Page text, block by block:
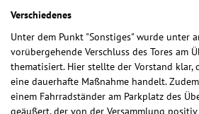
Verschiedenes
Unter dem Punkt "Sonstiges" wurde unter
vorübergehende Verschluss des Tores am
thematisiert. Hier stellte der Vorstand klar,
eine dauerhafte Maßnahme handelt.
einem Fahrradständer am Parkplatz des
geäußert, der von der Versammlung